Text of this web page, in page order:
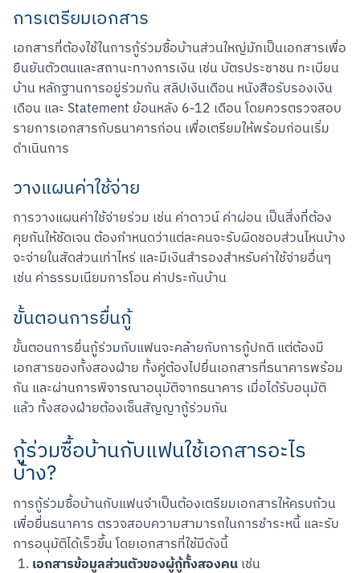
การเตรียมเอกสาร
เอกสารที่ต้องใช้ในการกู้ร่วมซื้อบ้านส่วนใหญ่มักเป็นเอกสารเพื่อ
ยืนยันตัวตนและสถานะทางการเงิน เช่น บัตรประชาชน ทะเบียน
บ้าน หลักฐานการอยู่ร่วมกัน สลิปเงินเดือน หนังสือรับรองเงิน
เดือน และ Statement ย้อนหลัง 6-12 เดือน โดยควรตรวจสอบ
รายการเอกสารกับธนาคารก่อน เพื่อเตรียมให้พร้อมก่อนเริ่ม
ดำเนินการ
วางแผนค่าใช้จ่าย
การวางแผนค่าใช้จ่ายร่วม เช่น ค่าดาวน์ ค่าผ่อน เป็นสิ่งที่ต้อง
คุยกันให้ชัดเจน ต้องกำหนดว่าแต่ละคนจะรับผิดชอบส่วนไหนบ้าง
จะจ่ายในสัดส่วนเท่าไหร่ และมีเงินสำรองสำหรับค่าใช้จ่ายอื่นๆ
เช่น ค่าธรรมเนียมการโอน ค่าประกันบ้าน
ขั้นตอนการยื่นกู้
ขั้นตอนการยื่นกู้ร่วมกับแฟนจะคล้ายกับการกู้ปกติ แต่ต้องมี
เอกสารของทั้งสองฝ่าย ทั้งคู่ต้องไปยื่นเอกสารที่ธนาคารพร้อม
กัน และผ่านการพิจารณาอนุมัติจากธนาคาร เมื่อได้รับอนุมัติ
แล้ว ทั้งสองฝ่ายต้องเซ็นสัญญากู้ร่วมกัน
กู้ร่วมซื้อบ้านกับแฟนใช้เอกสารอะไร
บ้าง?
การกู้ร่วมซื้อบ้านกับแฟนจำเป็นต้องเตรียมเอกสารให้ครบถ้วน
เพื่อยื่นธนาคาร ตรวจสอบความสามารถในการชำระหนี้ และรับ
การอนุมัติได้เร็วขึ้น โดยเอกสารที่ใช้มีดังนี้
เอกสารข้อมูลส่วนตัวของผู้กู้ทั้งสองคนเช่น